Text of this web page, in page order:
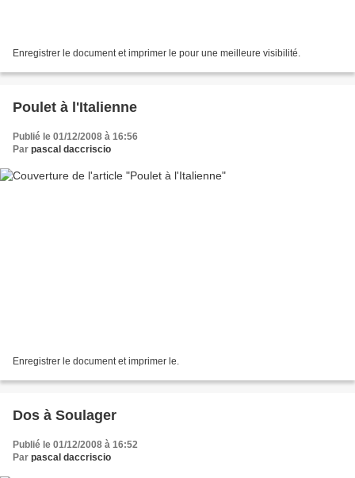
Enregistrer le document et imprimer le pour une meilleure visibilité.
Poulet à l'Italienne
Publié le 01/12/2008 à 16:56
Par pascal daccriscio
Enregistrer le document et imprimer le.
Dos à Soulager
Publié le 01/12/2008 à 16:52
Par pascal daccriscio